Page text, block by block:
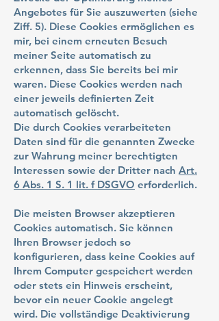
Angebotes für Sie auszuwerten (siehe
Ziff. 5). Diese Cookies ermöglichen es
mir, bei einem erneuten Besuch
meiner Seite automatisch zu
erkennen, dass Sie bereits bei mir
waren. Diese Cookies werden nach
einer jeweils definierten Zeit
automatisch gelöscht.
Die durch Cookies verarbeiteten
Daten sind für die genannten Zwecke
zur Wahrung meiner berechtigten
Interessen sowie der Dritter nach Art.
6 Abs. 1 S. 1 lit. f DSGVO erforderlich.
Die meisten Browser akzeptieren
Cookies automatisch. Sie können
Ihren Browser jedoch so
konfigurieren, dass keine Cookies auf
Ihrem Computer gespeichert werden
oder stets ein Hinweis erscheint,
bevor ein neuer Cookie angelegt
wird. Die vollständige Deaktivierung